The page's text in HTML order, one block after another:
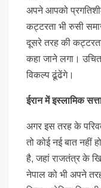
अपने आपको
कट्टरता भी रुसी
दूसरे तरह की
कहा जाने लगा।
विकल्प ढूंढेंगे।
ईरान में इस्लामिक
अगर इस तरह के
तो कोई नई बात नहीं
है, जहां राजतंत्र के
नेपाल को भी अपने